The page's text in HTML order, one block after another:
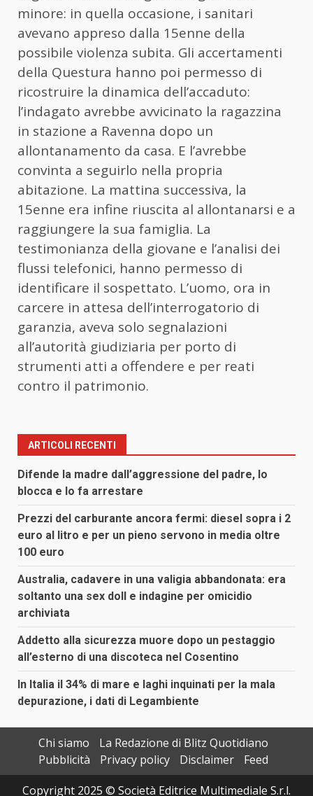
minore: in quella occasione, i sanitari
avevano appreso dalla 15enne della
possibile violenza subita. Gli accertamenti
della Questura hanno poi permesso di
ricostruire la dinamica dell’accaduto:
l’indagato avrebbe avvicinato la ragazzina
in stazione a Ravenna dopo un
allontanamento da casa. E l’avrebbe
convinta a seguirlo nella propria
abitazione. La mattina successiva, la
15enne era infine riuscita al allontanarsi e a
raggiungere la sua famiglia. La
testimonianza della giovane e l’analisi dei
flussi telefonici, hanno permesso di
identificare il sospettato. L’uomo, ora in
carcere in attesa dell’interrogatorio di
garanzia, aveva solo segnalazioni
all’autorità giudiziaria per porto di
strumenti atti a offendere e per reati
contro il patrimonio.
ARTICOLI RECENTI
Difende la madre dall’aggressione del padre, lo
blocca e lo fa arrestare
Prezzi del carburante ancora fermi: diesel sopra i 2
euro al litro e per un pieno servono in media oltre
100 euro
Australia, cadavere in una valigia abbandonata: era
soltanto una sex doll e indagine per omicidio
archiviata
Addetto alla sicurezza muore dopo un pestaggio
all’esterno di una discoteca nel Cosentino
In Italia il 34% di mare e laghi inquinati per la mala
depurazione, i dati di Legambiente
Chi siamo
La Redazione di Blitz Quotidiano
Pubblicità
Privacy policy Disclaimer
Feed
Copyright 2025 © Società Editrice Multimediale S.r.l.